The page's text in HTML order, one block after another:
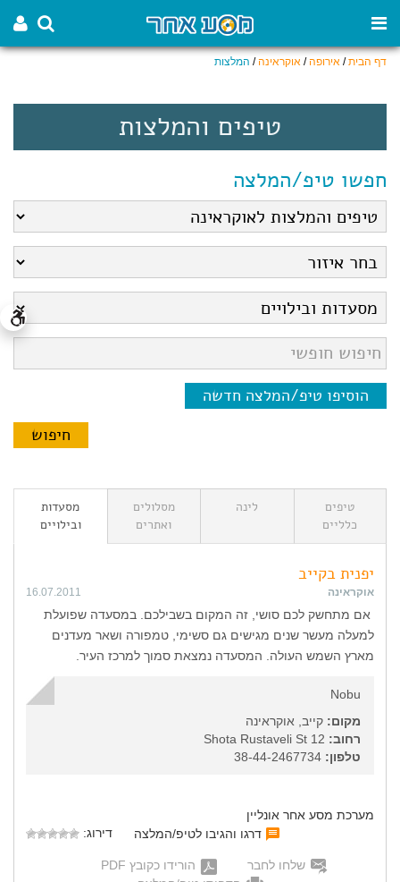
דף הבית/ אירופה/ אוקראינה/ המלצות
טיפים והמלצות
חפשו טיפ/המלצה
הוסיפו טיפ/המלצה חדשה
טיפים
כלליים
לינה
מסלולים
ואתרים
מסעדות
ובילויים
יפנית בקייב
אוקראינה 16.07.2011
אם מתחשק לכם סושי, זה המקום בשבילכם. במסעדה שפועלת
למעלה מעשר שנים מגישים גם סשימי, טמפורה ושאר מעדנים
מארץ השמש העולה. המסעדה נמצאת סמוך למרכז העיר.
Nobu
מקום: קייב, אוקראינה
רחוב:
טלפון:
מערכת מסע אחר אונליין
דרגו והגיבו לטיפ/המלצה
דירוג:
שלחו לחבר
הורידו כקובץ PDF